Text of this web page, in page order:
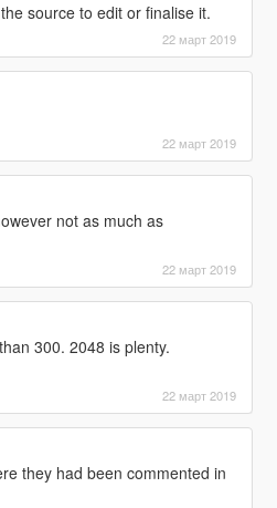
source to edit or finalise it.
22 март 2019
22 март 2019
not as much as
22 март 2019
300. 2048 is plenty.
22 март 2019
they had been commented in